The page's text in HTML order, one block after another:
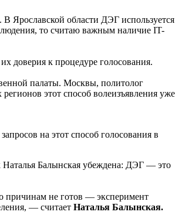
Ярославской области ДЭГ используется
то считаю важным наличие IT-
доверия к процедуре голосования.
палаты. Москвы, политолог
этот способ волеизъявления уже
на этот способ голосования в
Наталья Балынская убеждена: ДЭГ — это
причинам не готов — эксперимент
— считает Наталья Балынская.